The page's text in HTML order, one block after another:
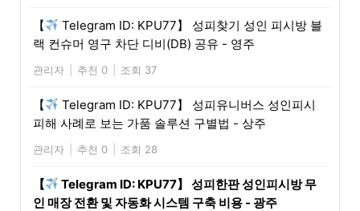
【
Telegram ID: KPU77】 성피찾기 성인 피시방 블
랙 컨슈머 영구 차단 디비(DB) 공유 - 영주
관리자 추천 0 조회 37
【
Telegram ID: KPU77】 성피유니버스 성인피시
피해 사례로 보는 가품 솔루션 구별법 - 상주
관리자 추천 0 조회 28
【
Telegram ID: KPU77】 성피한판 성인피시방 무
인 매장 전환 및 자동화 시스템 구축 비용 - 광주